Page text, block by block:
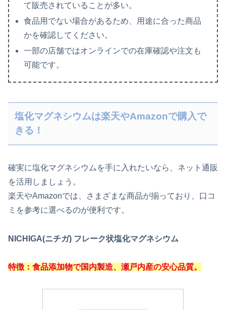
て販売されていることが多い。
食品用でない場合があるため、用途に合った商品
かを確認してください。
一部の店舗ではオンラインでの在庫確認や注文も
可能です。
塩化マグネシウムは楽天やAmazonで購入で
きる！
確実に塩化マグネシウムを手に入れたいなら、ネット通販
を活用しましょう。
楽天やAmazonでは、さまざまな商品が揃っており、口コ
ミを参考に選べるのが便利です。
NICHIGA(ニチガ) フレーク状塩化マグネシウム
特徴：食品添加物で国内製造、瀬戸内産の安心品質。